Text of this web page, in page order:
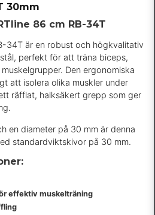
30mm
86 cm RB-34T
34T är en robust och högkvalitativ
perfekt för att träna biceps,
Den ergonomiska
att isolera olika muskler under
räfflat, halksäkert grepp som ger
en diameter på 30 mm är denna
standardviktskivor på 30 mm.
effektiv muskelträning